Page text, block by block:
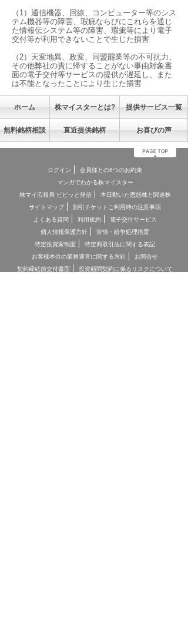
（1）通信機器、回線、コンピューター等のシス
テム機器等の障害、瑕疵ならびにこれらを通じ
た情報伝システム等の障害、瑕疵等により電子
交付等が利用できないことで生じた損害
（2）天変地異、政変、同盟罷業等の不可抗力、
その他弊社の責に帰することがない事由対象書
面の電子交付等サービスの提供が遅延し、また
は不能となったことにより生じた損害
ホーム 株マイスターとは? 提供サービス一覧
無料銘柄相談 直近提供銘柄 お喜びの声
ログイン
会員様との6つのお約束
マンガでわかる株マイスター
株マイ広報局 ビビッと発信
本日動いた思惑株と関連株
サイトマップ
割引チケットご利用時の注意事項
よくある質問
利用規約
電子交付サービス
個人情報保護方針
苦情・紛争処理措置
特定投資家制度
特定商取引法に関する表記
お客様本位の業務運営に関する方針
お問合せ
契約締結前交付書面
投資顧問契約に係るリスクについて